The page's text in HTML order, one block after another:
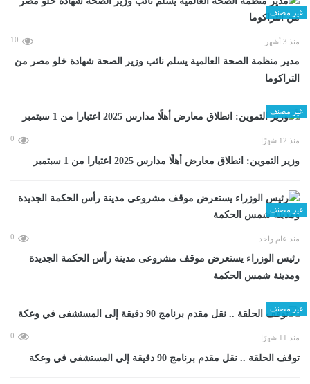
غير مصنف
منذ 3 أشهر 10
مدير منظمة الصحة العالمية يسلم نائب وزير الصحة شهادة خلو مصر من
التراكوما
غير مصنف
منذ 12 شهرًا 0
وزير التموين: انطلاق معارض أهلًا مدارس 2025 اعتبارا من 1 سبتمبر
غير مصنف
منذ عام واحد 0
رئيس الوزراء يستعرض موقف مشروعى مدينة رأس الحكمة الجديدة
ومدينة شمس الحكمة
غير مصنف
منذ 11 شهرًا 0
توقف الحلقة .. نقل مقدم برنامج 90 دقيقة إلى المستشفى في وعكة